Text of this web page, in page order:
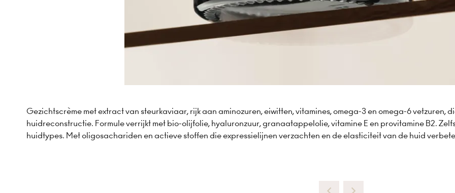
Gezichtscrème met extract van steurkaviaar, rijk aan aminozuren, eiwitten, vitamines, omega-3 en omega-6 vetzuren,
huidreconstructie. Formule verrijkt met bio-olijfolie, hyaluronzuur, granaatappelolie, vitamine E en provitamine B2.
huidtypes. Met oligosachariden en actieve stoffen die expressielijnen verzachten en de elasticiteit van de huid